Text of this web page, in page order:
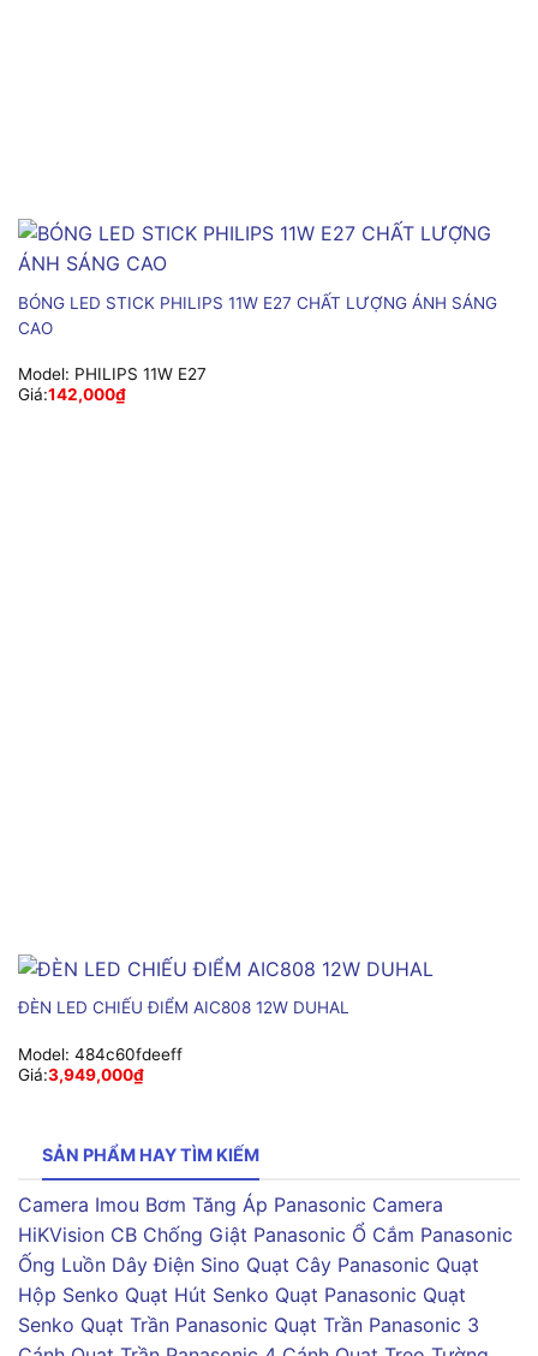
BÓNG LED STICK PHILIPS 11W E27 CHẤT LƯỢNG ÁNH SÁNG
CAO
Model: PHILIPS 11W E27
Giá:142,000₫
ĐÈN LED CHIẾU ĐIỂM AIC808 12W DUHAL
Model: 484c60fdeeff
Giá:3,949,000₫
SẢN PHẨM HAY TÌM KIẾM
Camera Imou Bơm Tăng Áp Panasonic Camera
HiKVision CB Chống Giật Panasonic Ổ Cắm Panasonic
Ống Luồn Dây Điện Sino Quạt Cây Panasonic Quạt
Hộp Senko Quạt Hút Senko Quạt Panasonic Quạt
Senko Quạt Trần Panasonic Quạt Trần Panasonic 3